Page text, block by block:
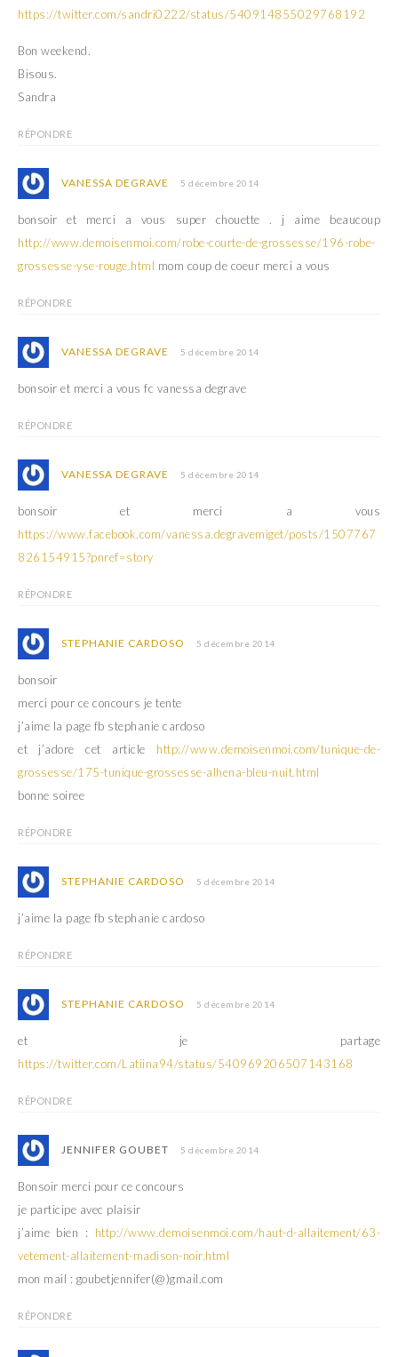
https://twitter.com/sandri0222/status/540914855029768192
Bon weekend.
Bisous.
Sandra
RÉPONDRE
VANESSA DEGRAVE 5 décembre 2014
bonsoir et merci a vous super chouette . j aime beaucoup
http://www.demoisenmoi.com/robe-courte-de-grossesse/196-robe-
grossesse-yse-rouge.html mom coup de coeur merci a vous
RÉPONDRE
VANESSA DEGRAVE 5 décembre 2014
bonsoir et merci a vous fc vanessa degrave
RÉPONDRE
VANESSA DEGRAVE 5 décembre 2014
bonsoir et merci a vous
https://www.facebook.com/vanessa.degravemiget/posts/1507767
826154915?pnref=story
RÉPONDRE
STEPHANIE CARDOSO 5 décembre 2014
bonsoir
merci pour ce concours je tente
j’aime la page fb stephanie cardoso
et j’adore cet article http://www.demoisenmoi.com/tunique-de-
grossesse/175-tunique-grossesse-alhena-bleu-nuit.html
bonne soiree
RÉPONDRE
STEPHANIE CARDOSO 5 décembre 2014
j’aime la page fb stephanie cardoso
RÉPONDRE
STEPHANIE CARDOSO 5 décembre 2014
et je partage
https://twitter.com/Latiina94/status/540969206507143168
RÉPONDRE
JENNIFER GOUBET 5 décembre 2014
Bonsoir merci pour ce concours
je participe avec plaisir
j’aime bien : http://www.demoisenmoi.com/haut-d-allaitement/63-
vetement-allaitement-madison-noir.html
mon mail : goubetjennifer(@)gmail.com
RÉPONDRE